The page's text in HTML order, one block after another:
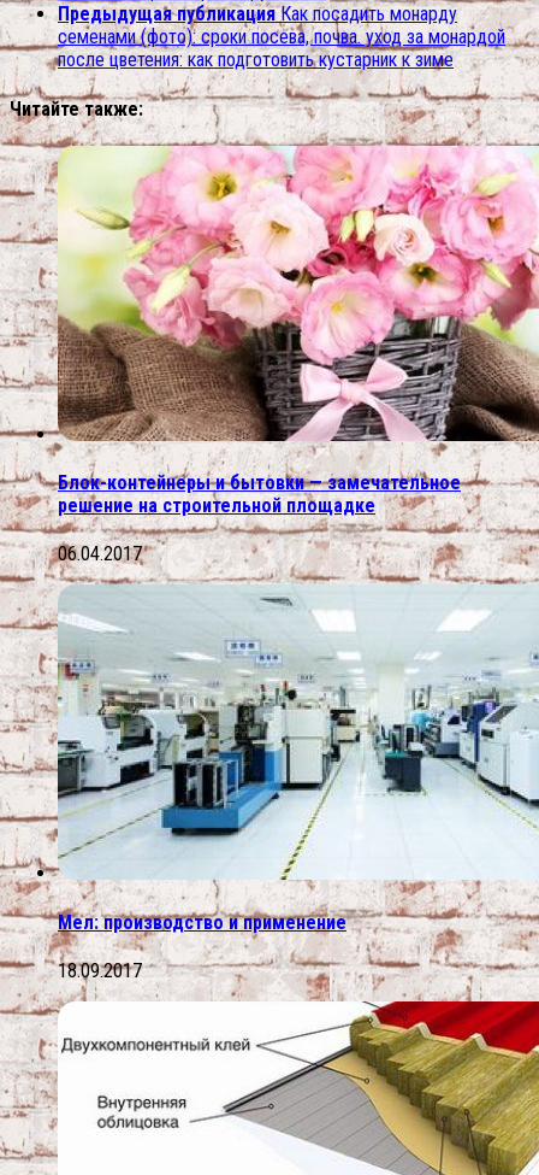
Предыдущая публикация Как посадить монарду
семенами (фото): сроки посева, почва. уход за монардой
после цветения: как подготовить кустарник к зиме
Читайте также:
Блок-контейнеры и бытовки — замечательное
решение на строительной площадке
06.04.2017
Мел: производство и применение
18.09.2017